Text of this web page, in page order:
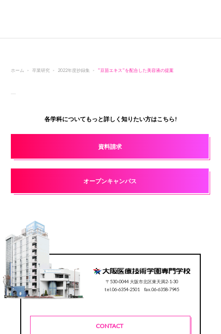
ホーム 卒業研究 2022年度抄録集 "豆苗エキス"を配合した美容液の提案
各学科についてもっと詳しく知りたい方はこちら!
資料請求
オープンキャンパス
〒530-0044 大阪市北区東天満2-1-30
tel.06-6354-2501 fax.06-6358-7945
CONTACT